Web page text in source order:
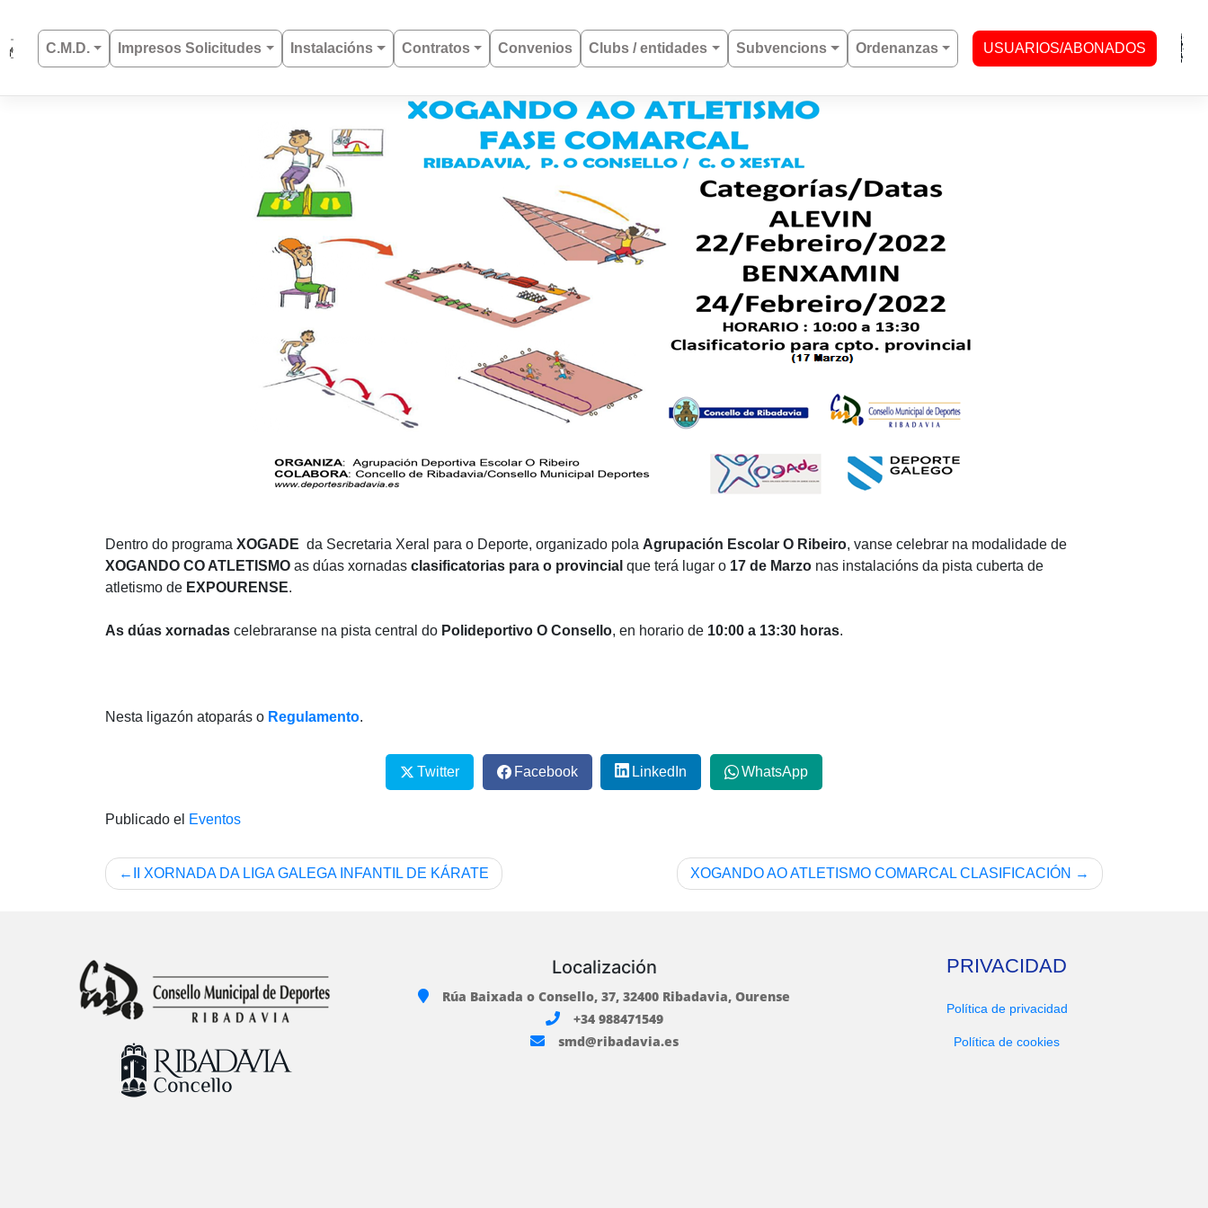
contenidoC.M.D. Impresos Solicitudes Instalacións Contratos Convenios Clubs / entidades Subvencions Ordenanzas USUARIOS/ABONADOS
Dentro do programa XOGADE da Secretaria Xeral para o Deporte, organizado pola Agrupación Escolar O Ribeiro, vanse celebrar na modalidade de
XOGANDO CO ATLETISMO as dúas xornadas clasificatorias para o provincial que terá lugar o 17 de Marzo nas instalacións da pista cuberta de
atletismo de EXPOURENSE.
As dúas xornadas celebraranse na pista central do Polideportivo O Consello, en horario de 10:00 a 13:30 horas.
Nesta ligazón atoparás o Regulamento.
Twitter Facebook LinkedIn WhatsApp
Publicado el Eventos
Navegación
II XORNADA DA LIGA GALEGA INFANTIL DE KÁRATE XOGANDO AO ATLETISMO COMARCAL CLASIFICACIÓN
Localización
Rúa Baixada o Consello, 37, 32400 Ribadavia, Ourense
+34 988471549
smd@ribadavia.es
PRIVACIDAD
Política de privacidad
Política de cookies